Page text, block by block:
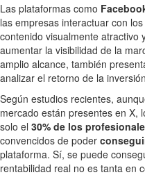
Las plataformas como
las empresas interactuar con
contenido visualmente atractivo
aumentar la visibilidad de la
amplio alcance, también
analizar el retorno de la
Según estudios recientes,
mercado están presentes en X,
solo el 30% de los
convencidos de poder
plataforma. Sí, se puede
rentabilidad real no es tanta en